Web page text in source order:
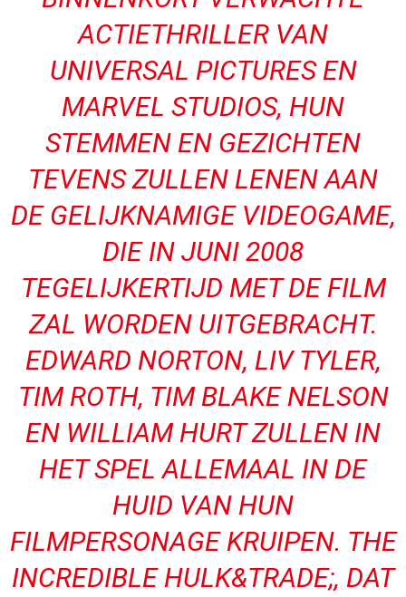
ACTIETHRILLER VAN
UNIVERSAL PICTURES EN
MARVEL STUDIOS, HUN
STEMMEN EN GEZICHTEN
TEVENS ZULLEN LENEN AAN
DE GELIJKNAMIGE VIDEOGAME,
DIE IN JUNI 2008
TEGELIJKERTIJD MET DE FILM
ZAL WORDEN UITGEBRACHT.
EDWARD NORTON, LIV TYLER,
TIM ROTH, TIM BLAKE NELSON
EN WILLIAM HURT ZULLEN IN
HET SPEL ALLEMAAL IN DE
HUID VAN HUN
FILMPERSONAGE KRUIPEN. THE
INCREDIBLE HULK&TRADE;, DAT